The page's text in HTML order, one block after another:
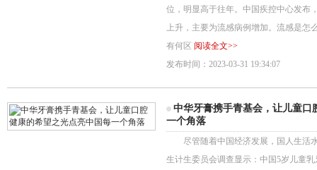
位，明显高于往年。中国疾控中心发布
上升，主要为流感病例增加。流感是
有何区 阅读全文>>
发布时间：2023-03-31 19:34:07
中华牙膏携手青基会，让儿童口
一个角落
尽管随着中国经济发展，国人生活
生计生委员会调查显示：中国5岁儿童